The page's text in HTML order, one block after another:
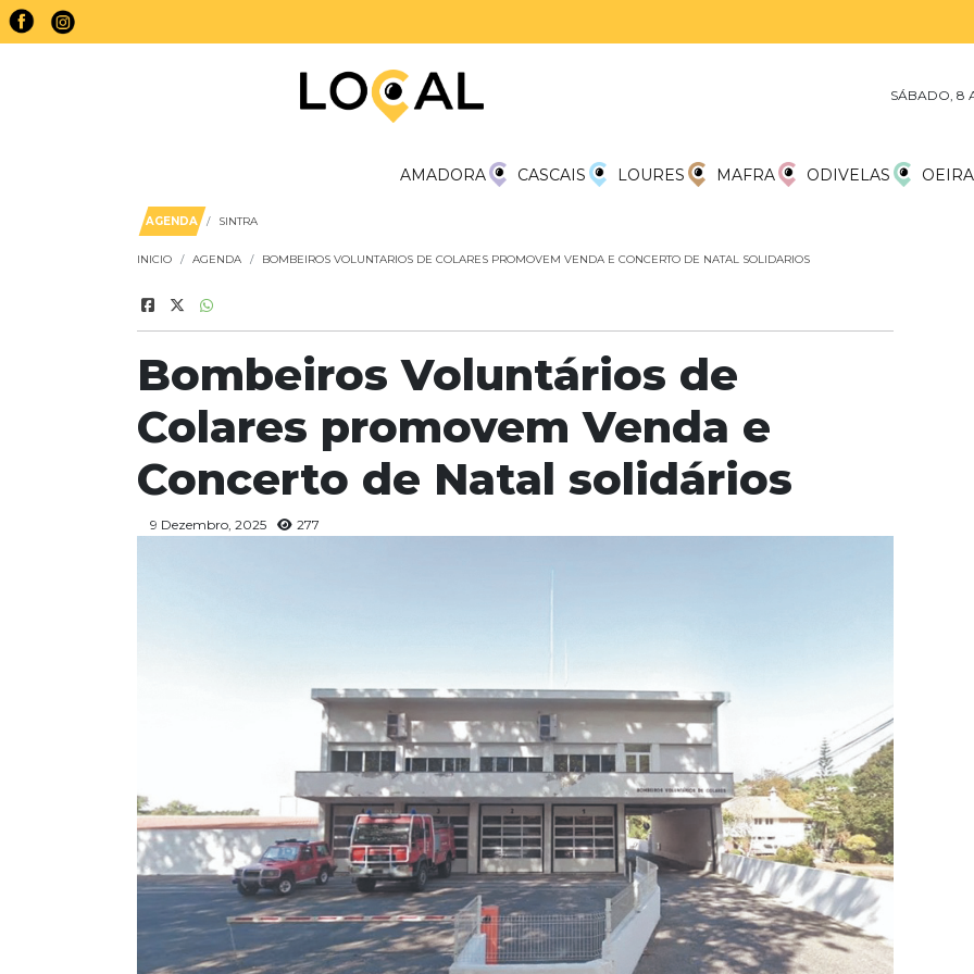
SÁBADO, 8
AMADORA CASCAIS LOURES MAFRA ODIVELAS
AGENDA SINTRA
INICIO AGENDA BOMBEIROS VOLUNTARIOS DE COLARES PROMOVEM VENDA E CONCERTO DE NATAL SOLIDARIOS
Bombeiros Voluntários de
Colares promovem Venda e
Concerto de Natal solidários
9 Dezembro, 2025 277